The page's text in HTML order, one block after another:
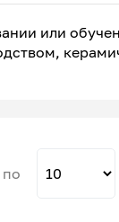
или